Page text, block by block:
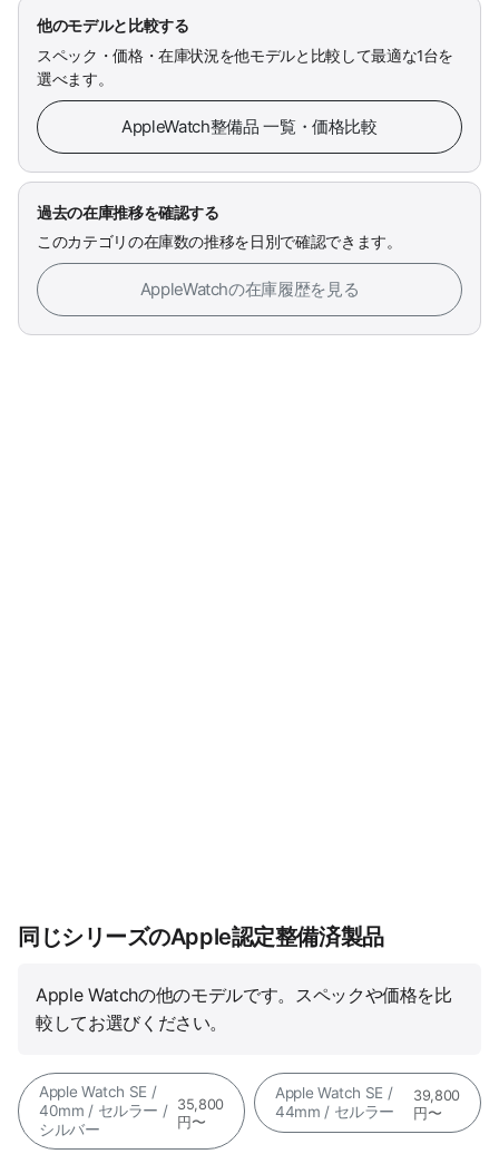
他のモデルと比較する
スペック・価格・在庫状況を他モデルと比較して最適な1台を
選べます。
AppleWatch整備品 一覧・価格比較
過去の在庫推移を確認する
このカテゴリの在庫数の推移を日別で確認できます。
AppleWatchの在庫履歴を見る
同じシリーズのApple認定整備済製品
Apple Watchの他のモデルです。スペックや価格を比
較してお選びください。
Apple Watch SE /
40mm / セルラー /
シルバー
35,800
円〜
Apple Watch SE /
44mm / セルラー
39,800
円〜